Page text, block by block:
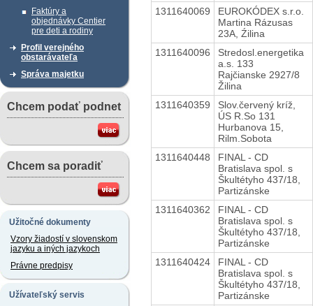
Faktúry a
objednávky Centier
pre deti a rodiny
Profil verejného
obstarávateľa
Správa majetku
Chcem podať podnet
Chcem sa poradiť
Užitočné dokumenty
Vzory žiadostí v slovenskom
jazyku a iných jazykoch
Právne predpisy
Užívateľský servis
1311640069
EUROKÓDEX s.r.o.
Martina Rázusas
23A, Źilina
1311640096
Stredosl.energetika
a.s. 133
Rajčianske 2927/8
Žilina
1311640359
Slov.červený kríž,
ÚS R.So 131
Hurbanova 15,
Rilm.Sobota
1311640448
FINAL - CD
Bratislava spol. s
Škultétyho 437/18,
Partizánske
1311640362
FINAL - CD
Bratislava spol. s
Škultétyho 437/18,
Partizánske
1311640424
FINAL - CD
Bratislava spol. s
Škultétyho 437/18,
Partizánske